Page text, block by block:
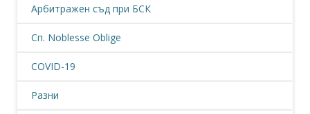
Арбитражен съд при БСК
Сп. Noblesse Oblige
COVID-19
Разни